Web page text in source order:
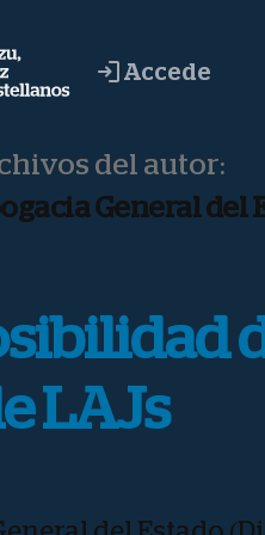
Accede
del autor:
General del
LAJs